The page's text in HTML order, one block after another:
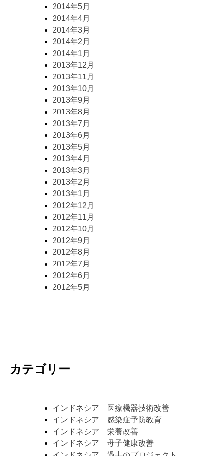
2014年5月
2014年4月
2014年3月
2014年2月
2014年1月
2013年12月
2013年11月
2013年10月
2013年9月
2013年8月
2013年7月
2013年6月
2013年5月
2013年4月
2013年3月
2013年2月
2013年1月
2012年12月
2012年11月
2012年10月
2012年9月
2012年8月
2012年7月
2012年6月
2012年5月
カテゴリー
インドネシア 医療機器技術改善
インドネシア 感染症予防教育
インドネシア 栄養改善
インドネシア 母子健康改善